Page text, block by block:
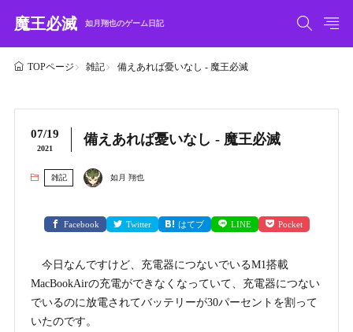
魔王必滅 如月翔也のゲーム日記
TOPページ 雑記 備えあれば憂いなし - 魔王必滅
07/19
2021
備えあれば憂いなし - 魔王必滅
雑記 如月 翔也
Facebook Twitter はてブ LINE Pocket
今日なんですけど、充電器につないでいるM1搭載
MacBookAirの充電ができなくなっていて、充電器につない
でいるのに放電されてバッテリーが30パーセントを割って
いたのです。